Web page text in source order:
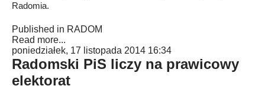
Radomia.
Published in RADOM
Read more...
poniedziałek, 17 listopada 2014 16:34
Radomski PiS liczy na prawicowy
elektorat